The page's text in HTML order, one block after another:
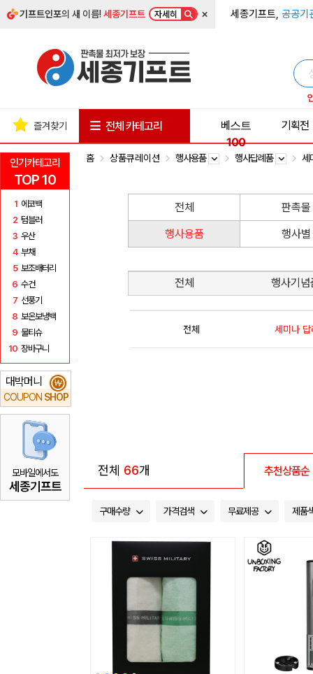
기프트인포의 새 이름!세종기프트 자세히 × 세종기프트, 공공기
인기카테고리
TOP 10
1 에코백
2 텀블러
3 우산
4 부채
5 보조배터리
6 수건
7 선풍기
8 보온보냉백
9 물티슈
10 장바구니
대박머니
COUPON SHOP
₩
모바일에서도
세종기프트
즐겨찾기 전체 카테고리
베스트
100
기획전
홈 상품큐레이션 행사용품 행사답례품 세
전체
판촉물
행사용품
행사별
전체 행사기념
전체 세미나 답
전체 66개 추천상품순
구매수량 가격검색 무료제공 제품